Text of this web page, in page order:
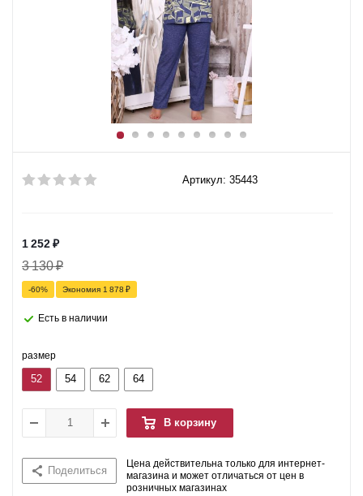
Артикул: 35443
1 252₽
3 130₽
-60% Экономия 1 878 ₽
Есть в наличии
размер
52 54 62 64
В корзину
Поделиться
Цена действительна только для интернет-
магазина и может отличаться от цен в
розничных магазинах